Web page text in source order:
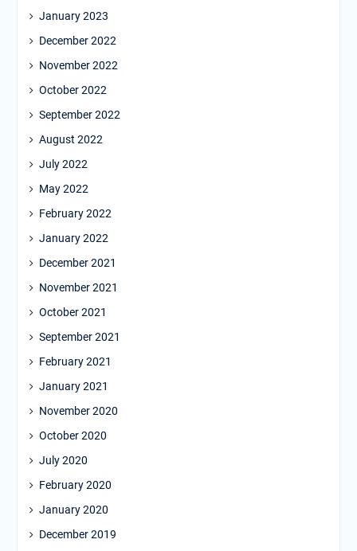
January 2023
December 2022
November 2022
October 2022
September 2022
August 2022
July 2022
May 2022
February 2022
January 2022
December 2021
November 2021
October 2021
September 2021
February 2021
January 2021
November 2020
October 2020
July 2020
February 2020
January 2020
December 2019